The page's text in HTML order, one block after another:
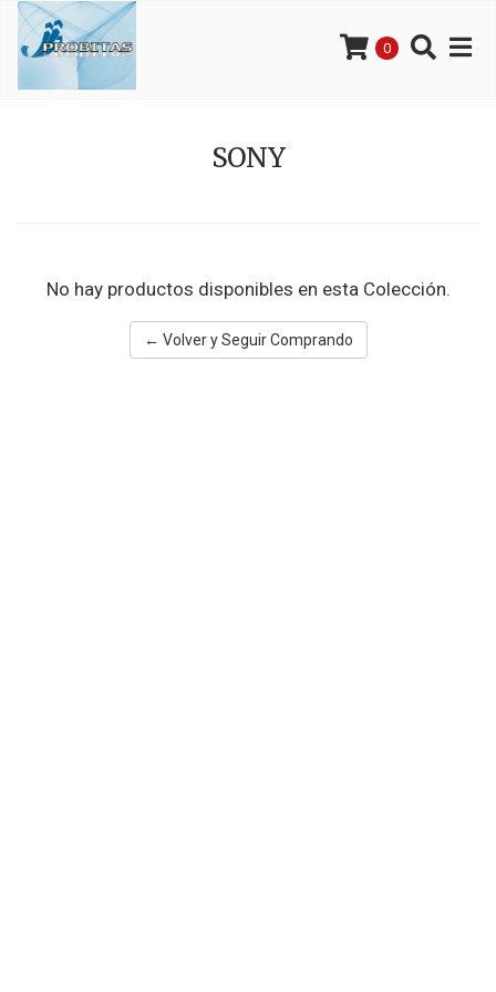
0
SONY
No hay productos disponibles en esta Colección.
← Volver y Seguir Comprando